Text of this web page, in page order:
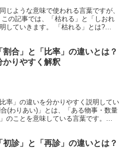
じような意味で使われる言葉ですが、
の記事では、「枯れる」と「しおれ
していきます。 「枯れる」とは?
割合」と「比率」の違いとは？
かりやすく解釈
率」の違いを分かりやすく説明してい
(わりあい)」とは、「ある物事・数量
のことを意味している言葉です。
初診」と「再診」の違いとは？